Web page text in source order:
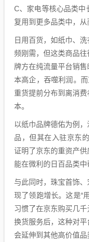
C、家电等核心品类中
复用到更多品类中，从
日用百货，如纸巾、
频刚需，但这类商品
牌方在纯流量平台销
本高企，吞噬利润。
重货提前分布到离消
本。
以纸巾品牌德佑为例
品，但其在入驻京东
证明了京东的重资产
能在微利的日百品类中
与此同时，珠宝首饰
现了领跑增长。这是“
习惯了在京东购买几
换货服务后，这种对
会延伸到其他高价值品